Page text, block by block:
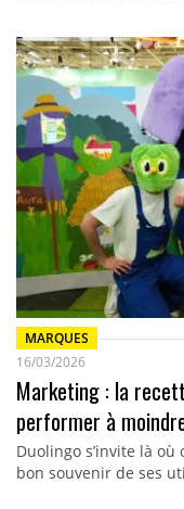
MARQUES
16/03/2026
Marketing : la
performer à
Duolingo s’invite là
bon souvenir de ses